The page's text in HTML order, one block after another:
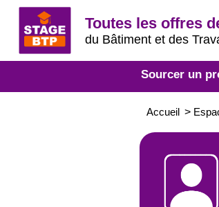
Toutes les offres
du Bâtiment et des
Sourcer un
Accueil >